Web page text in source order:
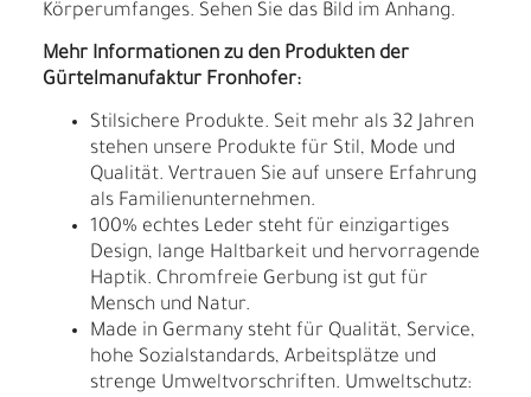
Körperumfanges. Sehen Sie das Bild im Anhang.
Mehr Informationen zu den Produkten der
Gürtelmanufaktur Fronhofer:
Stilsichere Produkte. Seit mehr als 32 Jahren
stehen unsere Produkte für Stil, Mode und
Qualität. Vertrauen Sie auf unsere Erfahrung
als Familienunternehmen.
100% echtes Leder steht für einzigartiges
Design, lange Haltbarkeit und hervorragende
Haptik. Chromfreie Gerbung ist gut für
Mensch und Natur.
Made in Germany steht für Qualität, Service,
hohe Sozialstandards, Arbeitsplätze und
strenge Umweltvorschriften. Umweltschutz: